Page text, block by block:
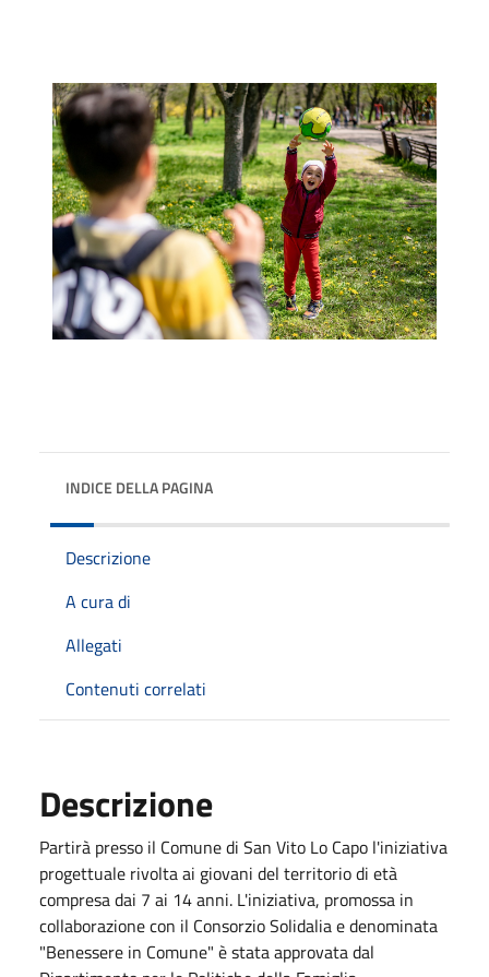
INDICE DELLA PAGINA
Descrizione
A cura di
Allegati
Contenuti correlati
Descrizione
Partirà presso il Comune di San Vito Lo Capo l'iniziativa
progettuale rivolta ai giovani del territorio di età
compresa dai 7 ai 14 anni. L'iniziativa, promossa in
collaborazione con il Consorzio Solidalia e denominata
"Benessere in Comune" è stata approvata dal